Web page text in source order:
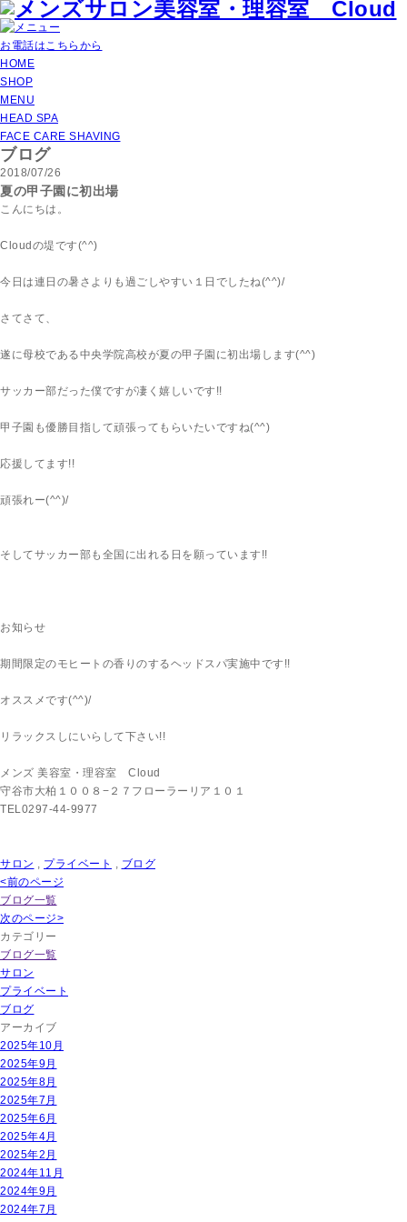
お電話はこちらから
HOME
SHOP
MENU
HEAD SPA
FACE CARE SHAVING
ブログ
2018/07/26
夏の甲子園に初出場
こんにちは。
Cloudの堤です(^^)
今日は連日の暑さよりも過ごしやすい１日でしたね(^^)/
さてさて、
遂に母校である中央学院高校が夏の甲子園に初出場します(^^)
サッカー部だった僕ですが凄く嬉しいです!!
甲子園も優勝目指して頑張ってもらいたいですね(^^)
応援してます!!
頑張れー(^^)/
そしてサッカー部も全国に出れる日を願っています!!
お知らせ
期間限定のモヒートの香りのするヘッドスパ実施中です!!
オススメです(^^)/
リラックスしにいらして下さい!!
メンズ 美容室・理容室 Cloud
守谷市大柏１００８−２７フローラーリア１０１
TEL0297-44-9977
サロン , プライベート , ブログ
<前のページ
ブログ一覧
次のページ>
カテゴリー
ブログ一覧
サロン
プライベート
ブログ
アーカイブ
2025年10月
2025年9月
2025年8月
2025年7月
2025年6月
2025年4月
2025年2月
2024年11月
2024年9月
2024年7月